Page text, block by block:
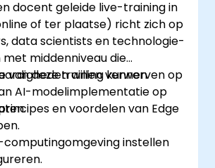
docent geleide live-training in
of ter plaatse) richt zich op
data scientists en technologie-
middenniveau die
willen verwerven op
AI-modelimplementatie op
van deze training kunnen
en voordelen van Edge
computingomgeving instellen